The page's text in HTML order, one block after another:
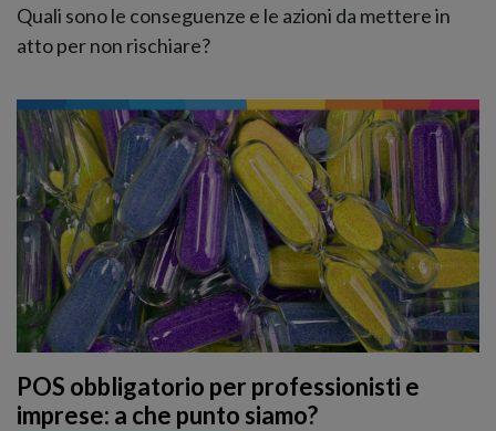
Quali sono le conseguenze e le azioni da mettere in
atto per non rischiare?
POS obbligatorio per professionisti e
imprese: a che punto siamo?